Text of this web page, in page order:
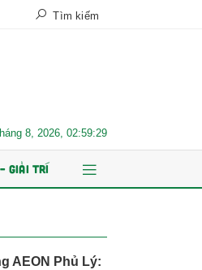
Tìm kiếm
khoán Kafi chuẩn bị IPO 125 triệu cổ
8, 2026, 02:59:31
GIẢI TRÍ
AEON Phủ Lý: